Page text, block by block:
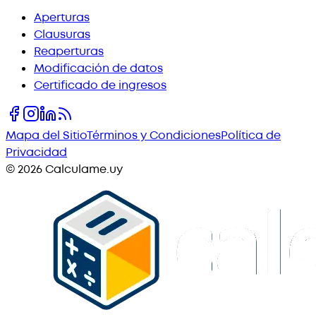
Aperturas
Clausuras
Reaperturas
Modificación de datos
Certificado de ingresos
Mapa del SitioTérminos y CondicionesPolítica de
Privacidad
©2026Calculame.uy